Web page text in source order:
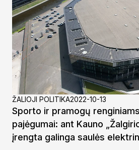
ŽALIOJI POLITIKA2022-10-13
Sporto ir pramogų
pajėgumai: ant Kauno
įrengta galinga saulės